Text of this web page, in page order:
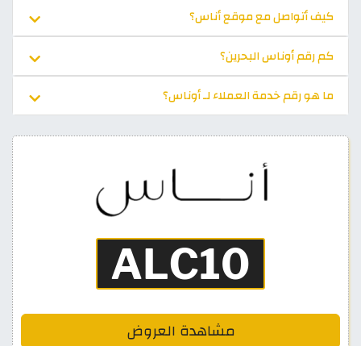
كيف أتواصل مع موقع أناس؟
كم رقم أوناس البحرين؟
ما هو رقم خدمة العملاء لـ أوناس؟
مشاهدة العروض